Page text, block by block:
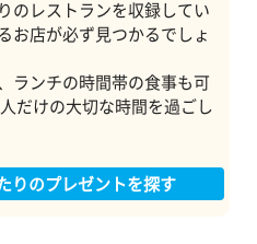
のレストランを収録してい
お店が必ず見つかるでしょ
ランチの時間帯の食事も可
だけの大切な時間を過ごし
りのプレゼントを探す